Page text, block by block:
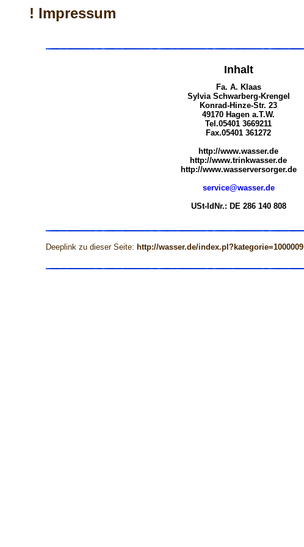
! Impressum
Inhalt
Fa. A. Klaas
Sylvia Schwarberg-Krengel
Konrad-Hinze-Str. 23
49170 Hagen a.T.W.
Tel.05401 3669211
Fax.05401 361272
http://www.wasser.de
http://www.trinkwasser.de
http://www.wasserversorger.de
service@wasser.de
USt-IdNr.: DE 286 140 808
Deeplink zu dieser Seite: http://wasser.de/index.pl?kategorie=1000009